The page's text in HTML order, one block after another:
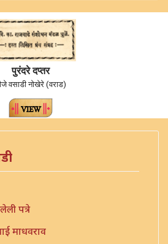
पुरंदरे दप्तर
वसाडी नोखेरे (वराड)
पत्रे
माधवराव